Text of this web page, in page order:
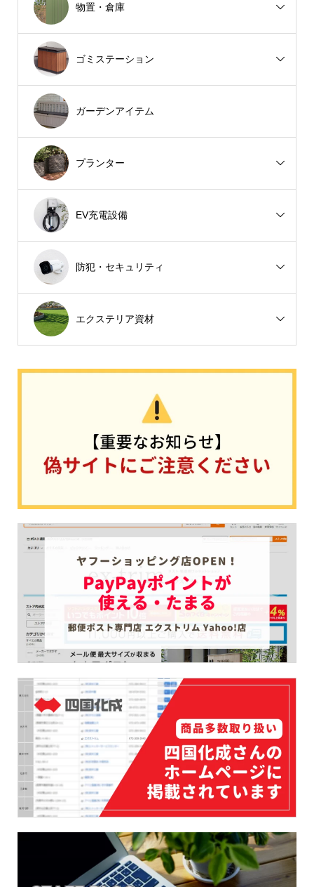
物置・倉庫
ゴミステーション
ガーデンアイテム
プランター
EV充電設備
防犯・セキュリティ
エクステリア資材